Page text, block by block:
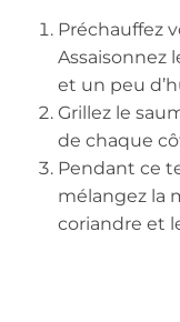
Préchauffez
Assaisonnez
et un peu
Grillez le
de chaque
Pendant ce
mélangez la
coriandre et